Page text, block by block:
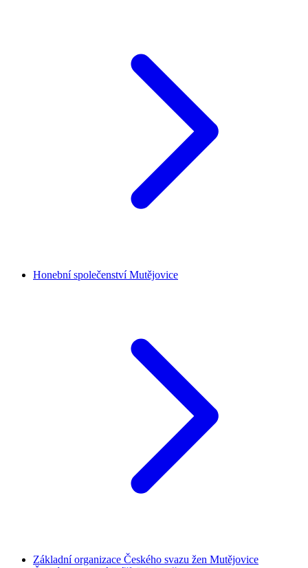
Honební společenství Mutějovice
Základní organizace Českého svazu žen Mutějovice